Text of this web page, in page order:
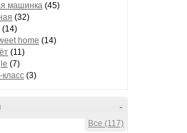
машинка (45)
(32)
(14)
home (14)
(11)
(7)
(3)
-
Все (117)